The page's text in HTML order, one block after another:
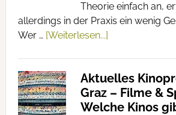
Theorie einfach an,
allerdings in der Praxis ein wenig
Wer … [Weiterlesen...]
Aktuelles
Graz – Filme &
Welche Kinos